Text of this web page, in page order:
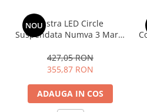
NOULustra LED Circle
Suspendata Numva 3 Maro,
427,05 RON
355,87 RON
ADAUGA IN COS